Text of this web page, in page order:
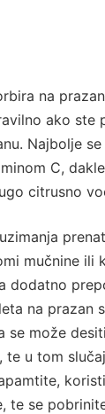
na
ako ste
Najbolje
C,
citrusno
mučnine ili
dodatno
na prazan
se može
te u tom
te se